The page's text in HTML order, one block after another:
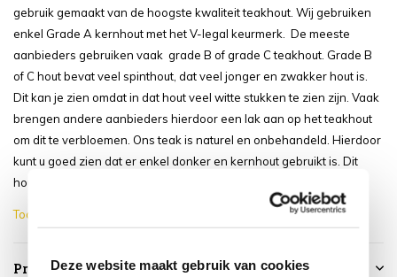
Deze website maakt gebruik van cookies
gebruik gemaakt van de hoogste kwaliteit teakhout. Wij gebruiken
enkel Grade A kernhout met het V-legal keurmerk. De meeste
aanbieders gebruiken vaak grade B of grade C teakhout. Grade B
of C hout bevat veel spinthout, dat veel jonger en zwakker hout is.
Dit kan je zien omdat in dat hout veel witte stukken te zien zijn. Vaak
brengen andere aanbieders hierdoor een lak aan op het teakhout
om dit te verbloemen. Ons teak is naturel en onbehandeld. Hierdoor
kunt u goed zien dat er enkel donker en kernhout gebruikt is. Dit
hout bevat ook de meeste natuurlijke vetten en h...
Toon meer
Productspecificaties